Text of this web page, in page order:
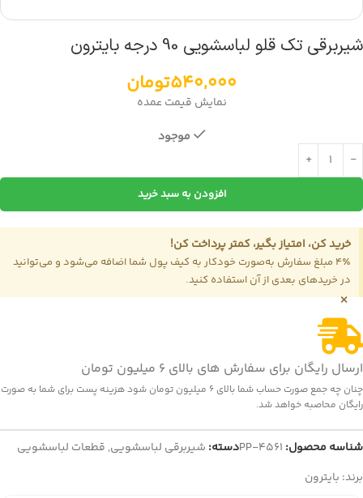
شیربرقی تک قلو لباسشویی 90 درجه بایترون
540,000تومان
نمایش قیمت عمده
موجود
افزودن به سبد خرید
خرید کن، امتیاز بگیر، کمتر پرداخت کن!
4٪ مبلغ سفارش به‌صورت خودکار به کیف پول شما اضافه می‌شود و می‌توانید
در خریدهای بعدی از آن استفاده کنید.
×
ارسال رایگان برای سفارش های بالای 6 میلیون تومان
چنان چه جمع صورت حساب شما بالای 6 میلیون تومان شود هزینه پست برای شما به صورت
رایگان محاصبه خواهد شد.
شناسه محصول: PP-4561دسته: شیربرقی لباسشویی, قطعات لباسشویی
برند: بایترون